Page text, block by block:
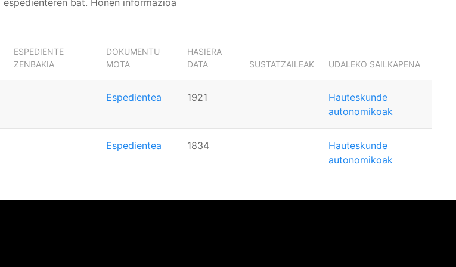
ESPEDIENTE
ZENBAKIA
DOKUMENTU
MOTA
HASIERA
DATA
SUSTATZAILEAK UDALEKO SAILKAPENA
Espedientea 1921
Hauteskunde
autonomikoak
Espedientea 1834
Hauteskunde
autonomikoak